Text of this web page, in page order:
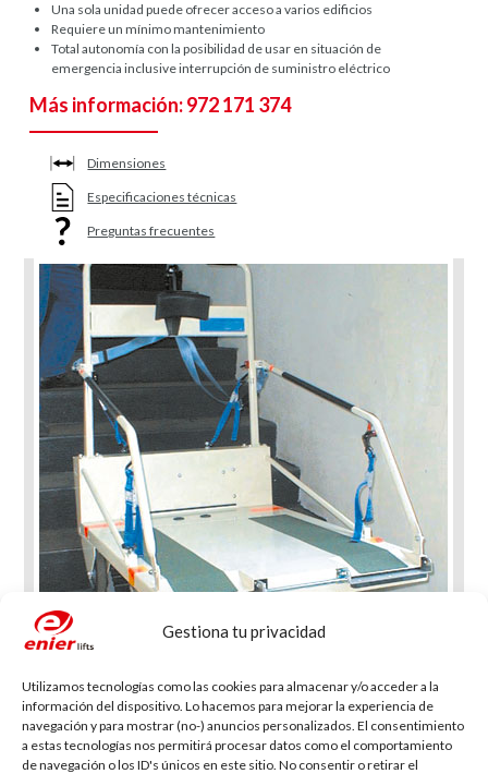
Gestiona tu privacidad
Utilizamos tecnologías como las cookies para almacenar y/o acceder a la
información del dispositivo. Lo hacemos para mejorar la experiencia de
navegación y para mostrar (no-) anuncios personalizados. El consentimiento
a estas tecnologías nos permitirá procesar datos como el comportamiento
de navegación o los ID's únicos en este sitio. No consentir o retirar el
Una sola unidad puede ofrecer acceso a varios edificios
Requiere un mínimo mantenimiento
Total autonomía con la posibilidad de usar en situación de
emergencia inclusive interrupción de suministro eléctrico
Más información: 972 171 374
Dimensiones
Especificaciones técnicas
Preguntas frecuentes